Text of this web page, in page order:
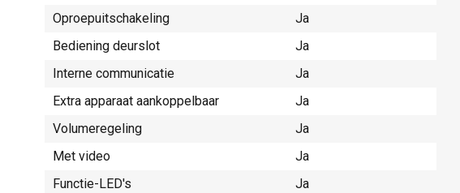
Oproepuitschakeling
Ja
Bediening deurslot
Ja
Interne communicatie
Ja
Extra apparaat aankoppelbaar
Ja
Volumeregeling
Ja
Met video
Ja
Functie-LED's
Ja